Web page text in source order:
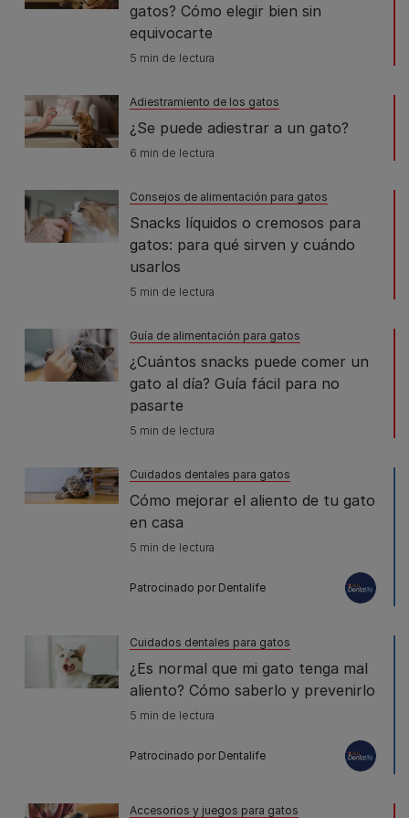
gatos? Cómo elegir bien sin
equivocarte
5 min de lectura
Adiestramiento de los gatos
¿Se puede adiestrar a un gato?
6 min de lectura
Consejos de alimentación para gatos
Snacks líquidos o cremosos para
gatos: para qué sirven y cuándo
usarlos
5 min de lectura
Guía de alimentación para gatos
¿Cuántos snacks puede comer un
gato al día? Guía fácil para no
pasarte
5 min de lectura
Cuidados dentales para gatos
Cómo mejorar el aliento de tu gato
en casa
5 min de lectura
Patrocinado por Dentalife
Cuidados dentales para gatos
¿Es normal que mi gato tenga mal
aliento? Cómo saberlo y prevenirlo
5 min de lectura
Patrocinado por Dentalife
Accesorios y juegos para gatos